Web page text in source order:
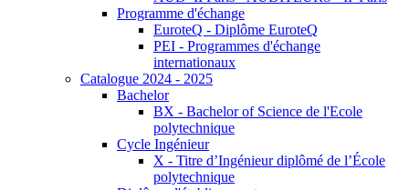
Programme d'échange
EuroteQ - Diplôme EuroteQ
PEI - Programmes d'échange
internationaux
Catalogue 2024 - 2025
Bachelor
BX - Bachelor of Science de l'Ecole
polytechnique
Cycle Ingénieur
X - Titre d’Ingénieur diplômé de l’École
polytechnique